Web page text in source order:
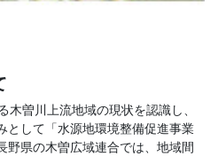
木曽川上流地域の現状を認識し、
として「水源地環境整備促進事業
野県の木曽広域連合では、地域間